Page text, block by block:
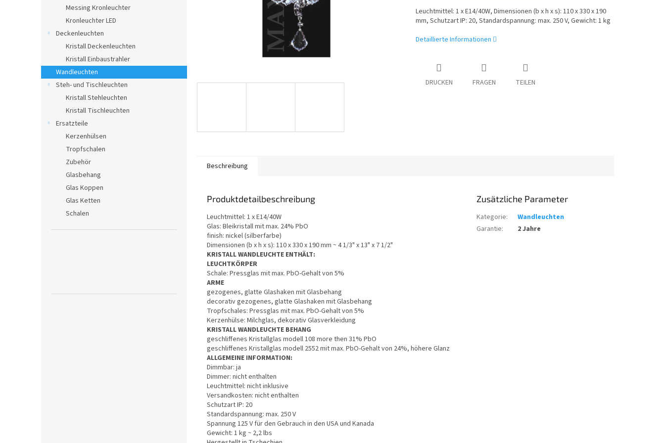
Messing Kronleuchter
Kronleuchter LED
Deckenleuchten
Kristall Deckenleuchten
Kristall Einbaustrahler
Wandleuchten
Steh- und Tischleuchten
Kristall Stehleuchten
Kristall Tischleuchten
Ersatzteile
Kerzenhülsen
Tropfschalen
Zubehör
Glasbehang
Glas Koppen
Glas Ketten
Schalen
Leuchtmittel: 1 x E14/40W, Dimensionen (b x h x s): 110 x 330 x 190
mm, Schutzart IP: 20, Standardspannung: max. 250 V, Gewicht: 1 kg
Detaillierte Informationen
DRUCKEN FRAGEN TEILEN
Beschreibung
Produktdetailbeschreibung
Leuchtmittel: 1 x E14/40W
Glas: Bleikristall mit max. 24% PbO
finish: nickel (silberfarbe)
Dimensionen (b x h x s): 110 x 330 x 190 mm ~ 4 1/3" x 13" x 7 1/2"
KRISTALL WANDLEUCHTE ENTHÄLT:
LEUCHTKÖRPER
Schale: Pressglas mit max. PbO-Gehalt von 5%
ARME
gezogenes, glatte Glashaken mit Glasbehang
decorativ gezogenes, glatte Glashaken mit Glasbehang
Tropfschales: Pressglas mit max. PbO-Gehalt von 5%
Kerzenhülse: Milchglas, dekorativ Glasverkleidung
KRISTALL WANDLEUCHTE BEHANG
geschliffenes Kristallglas modell 108 more then 31% PbO
geschliffenes Kristallglas modell 2552 mit max. PbO-Gehalt von 24%, höhere Glanz
ALLGEMEINE INFORMATION:
Dimmbar: ja
Dimmer: nicht enthalten
Leuchtmittel: nicht inklusive
Versandkosten: nicht enthalten
Schutzart IP: 20
Standardspannung: max. 250 V
Spannung 125 V für den Gebrauch in den USA und Kanada
Gewicht: 1 kg ~ 2,2 lbs
Zusätzliche Parameter
Kategorie:
Wandleuchten
Garantie: 2 Jahre